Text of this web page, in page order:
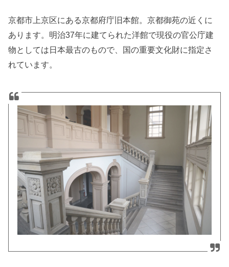
京都市上京区にある京都府庁旧本館。京都御苑の近くに
あります。 明治37年に建てられた洋館で現役の官公庁建
物としては日本最古のもので、国の重要文化財に指定さ
れています。